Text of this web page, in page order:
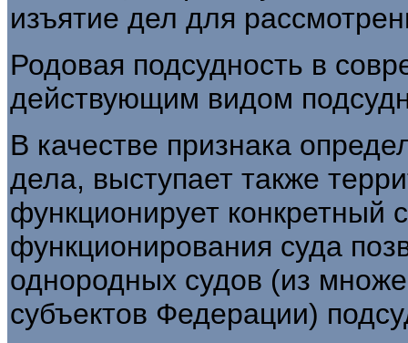
изъятие дел для
Родовая подсудность в
действующим видом
В качестве признака
дела, выступает также
функционирует конкретный
функционирования суда
однородных судов (из
субъектов Федерации)